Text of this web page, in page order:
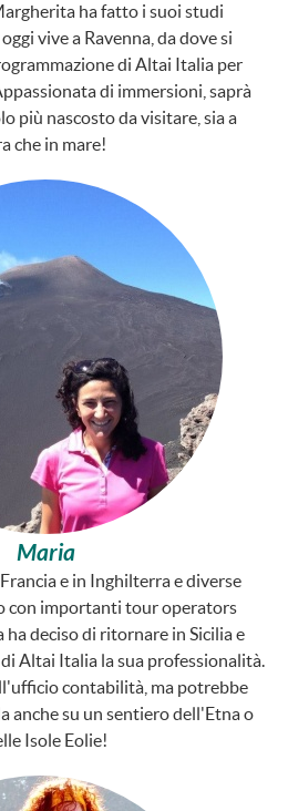
ha fatto i suoi studi
vive a Ravenna, da dove si
di Altai Italia per
di immersioni, saprà
più nascosto da visitare, sia a
che in mare!
Maria
e in Inghilterra e diverse
con importanti tour operators
deciso di ritornare in Sicilia e
Altai Italia la sua professionalità.
contabilità, ma potrebbe
anche su un sentiero dell'Etna o
Isole Eolie!